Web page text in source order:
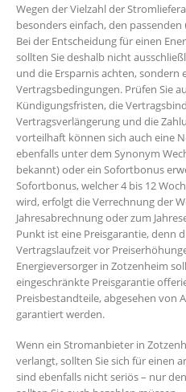
Wegen der Vielzahl der
besonders einfach, den
Bei der Entscheidung für einen
sollten Sie deshalb nicht
und die Ersparnis achten, sondern
Vertragsbedingungen. Prüfen Sie
Kündigungsfristen, die
Vertragsverlängerung und die
vorteilhaft können sich auch eine
ebenfalls unter dem Synonym
bekannt) oder ein Sofortbonus
Sofortbonus, welcher 4 bis 12
wird, erfolgt die Verrechnung der
Jahresabrechnung oder zum
Punkt ist eine Preisgarantie, denn
Vertragslaufzeit vor
Energieversorger in Zotzenheim
eingeschränkte Preisgarantie
Preisbestandteile, abgesehen von
garantiert werden.
Wenn ein Stromanbieter in
verlangt, sollten Sie sich für einen
sind ebenfalls nicht seriös – nur